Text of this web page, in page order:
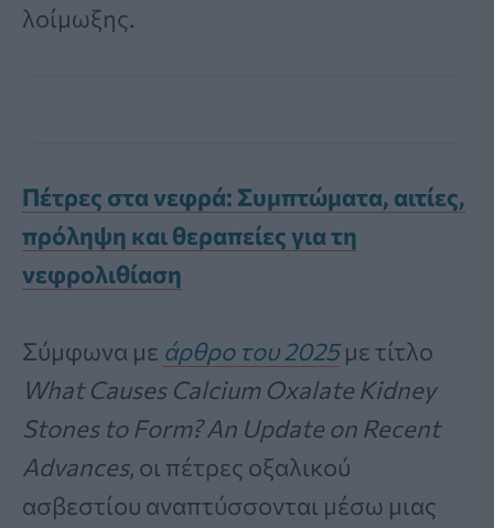
λοίμωξης.
Πέτρες στα νεφρά: Συμπτώματα, αιτίες,
πρόληψη και θεραπείες για τη
νεφρολιθίαση
Σύμφωνα με άρθρο του 2025με τίτλο
What Causes Calcium Oxalate Kidney
Stones to Form? An Update on Recent
Advances, οι πέτρες οξαλικού
ασβεστίου αναπτύσσονται μέσω μιας